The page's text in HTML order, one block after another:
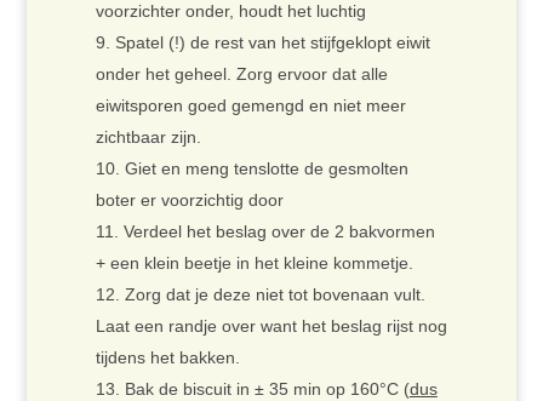
voorzichter onder, houdt het luchtig
Spatel (!) de rest van het stijfgeklopt eiwit
onder het geheel. Zorg ervoor dat alle
eiwitsporen goed gemengd en niet meer
zichtbaar zijn.
Giet en meng tenslotte de gesmolten
boter er voorzichtig door
Verdeel het beslag over de 2 bakvormen
+ een klein beetje in het kleine kommetje.
Zorg dat je deze niet tot bovenaan vult.
Laat een randje over want het beslag rijst nog
tijdens het bakken.
Bak de biscuit in ± 35 min op 160°C (dus